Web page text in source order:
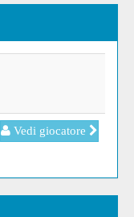
Vedi giocatore